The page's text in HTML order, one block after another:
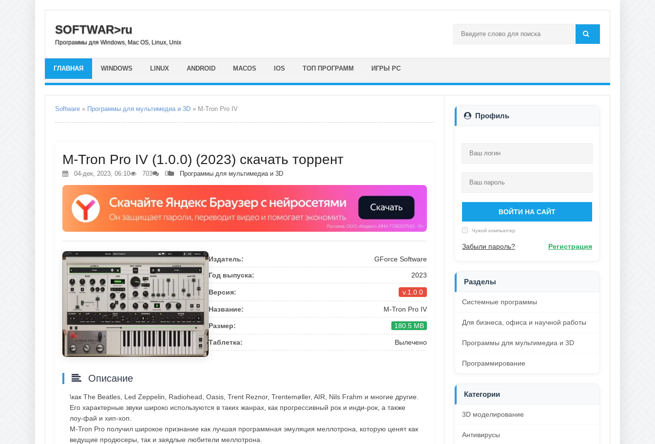
SOFTWAR>ru
Программы для Windows, Mac OS, Linux, Unix
ГЛАВНАЯ WINDOWS LINUX ANDROID MACOS IOS ТОП ПРОГРАММ ИГРЫ PC
Software » Программы для мультимедиа и 3D » M-Tron Pro IV
M-Tron Pro IV (1.0.0) (2023) скачать торрент
04-дек, 2023, 06:10 703 0 Программы для мультимедиа и 3D
Издатель: GForce Software
Год выпуска: 2023
Версия: v.1.0.0
Название: M-Tron Pro IV
Размер: 180.5 MB
Таблетка: Вылечено
Описание
\как The Beatles, Led Zeppelin, Radiohead, Oasis, Trent Reznor, Trentemøller, AIR, Nils Frahm и многие другие.
Его характерные звуки широко используются в таких жанрах, как прогрессивный рок и инди-рок, а также
лоу-фай и хип-хоп.
M-Tron Pro получил широкое признание как лучшая программная эмуляция меллотрона, которую ценят как
ведущие продюсеры, так и заядлые любители меллотрона.
Профиль
ВОЙТИ НА САЙТ
Чужой компьютер
Забыли пароль? Регистрация
Разделы
Системные программы
Для бизнеса, офиса и научной работы
Программы для мультимедиа и 3D
Программирование
Категории
3D моделирование
Антивирусы